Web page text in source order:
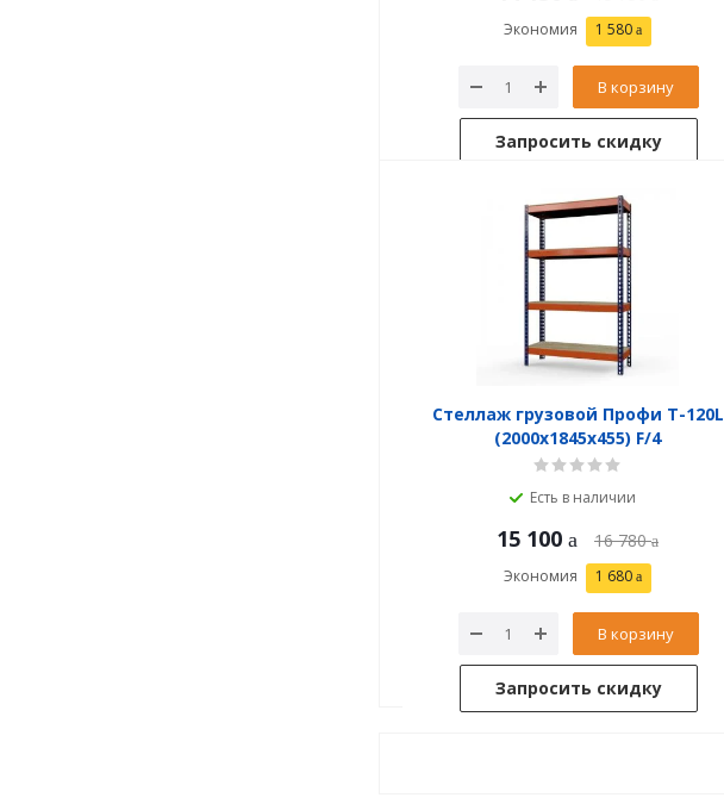
Экономия 1 580
В корзину
Запросить скидку
Стеллаж грузовой Профи Т-120L
(2000x1845x455) F/4
Есть в наличии
15 100 16 780
Экономия 1 680
В корзину
Запросить скидку